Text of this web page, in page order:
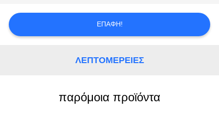
ΕΙΔΉΣΕΙΣ
ΠΕΡΙΠΤΏΣΕΙΣ
ΖΗΤΉΣΤΕ
ΕΠΑΦΉ!
ΛΕΠΤΟΜΈΡΕΙΕΣ
παρόμοια προϊόντα